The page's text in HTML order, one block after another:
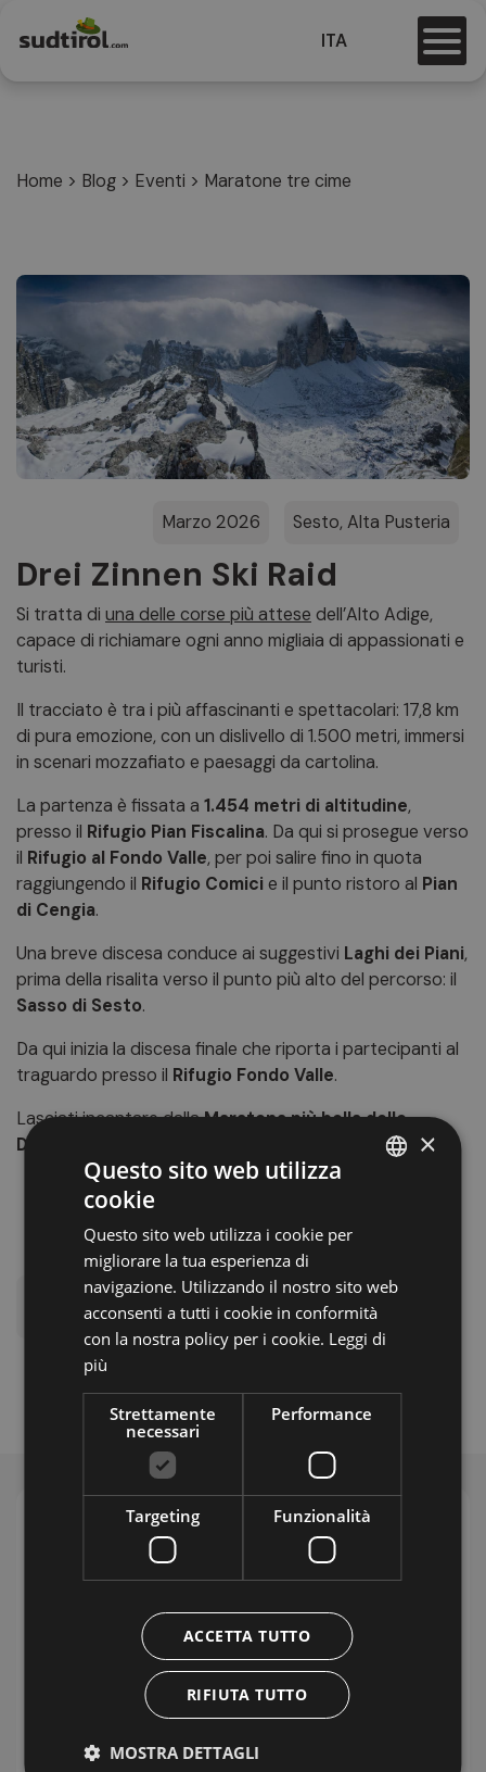
ITA
Home > Blog > Eventi > Maratone tre cime
Marzo 2026 Sesto, Alta Pusteria
Drei Zinnen Ski Raid
Si tratta di una delle corse più attese dell’Alto Adige,
capace di richiamare ogni anno migliaia di appassionati e
turisti.
Il tracciato è tra i più affascinanti e spettacolari: 17,8 km
di pura emozione, con un dislivello di 1.500 metri, immersi
in scenari mozzafiato e paesaggi da cartolina.
La partenza è fissata a 1.454 metri di altitudine,
presso il Rifugio Pian Fiscalina. Da qui si prosegue verso
il Rifugio al Fondo Valle, per poi salire fino in quota
raggiungendo il Rifugio Comici e il punto ristoro al Pian
di Cengia.
Una breve discesa conduce ai suggestivi Laghi dei Piani,
prima della risalita verso il punto più alto del percorso: il
Sasso di Sesto.
Da qui inizia la discesa finale che riporta i partecipanti al
traguardo presso il Rifugio Fondo Valle.
Lasciati incantare dallaMaratona più bella delle
Dolomiti!
Escursioni e trekking Sport estivi
Che tempo fa
inAlto Adige?
Previsioni per oggi
Le Alpi saranno interessate da un campo di
alta pressione con masse d'aria piuttosto
ENGLISH
×
Questo sito web utilizza
cookie
Questo sito web utilizza i cookie per
migliorare la tua esperienza di
navigazione. Utilizzando il nostro sito web
acconsenti a tutti i cookie in conformità
con la nostra policy per i cookie. Leggi di
più
Strettamente
necessari
Performance
Targeting Funzionalità
ACCETTA TUTTO
RIFIUTA TUTTO
MOSTRA DETTAGLI